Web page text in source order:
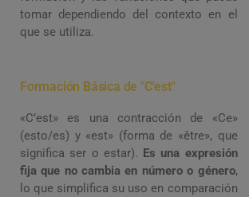
tomar dependiendo del contexto en el
que se utiliza.
Formación Básica de "C'est"
«C’est» es una contracción de «Ce»
(esto/es) y «est» (forma de «être», que
significa ser o estar). Es una expresión
fija que no cambia en número o género,
lo que simplifica su uso en comparación